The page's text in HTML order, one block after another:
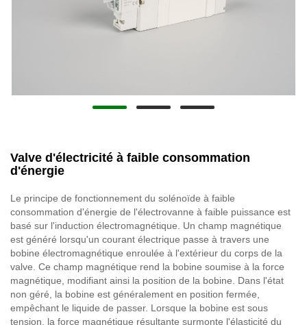
Valve d'électricité à faible consommation
d'énergie
Le principe de fonctionnement du solénoïde à faible
consommation d'énergie de l'électrovanne à faible puissance est
basé sur l'induction électromagnétique. Un champ magnétique
est généré lorsqu'un courant électrique passe à travers une
bobine électromagnétique enroulée à l'extérieur du corps de la
valve. Ce champ magnétique rend la bobine soumise à la force
magnétique, modifiant ainsi la position de la bobine. Dans l'état
non géré, la bobine est généralement en position fermée,
empêchant le liquide de passer. Lorsque la bobine est sous
tension, la force magnétique résultante surmonte l'élasticité du